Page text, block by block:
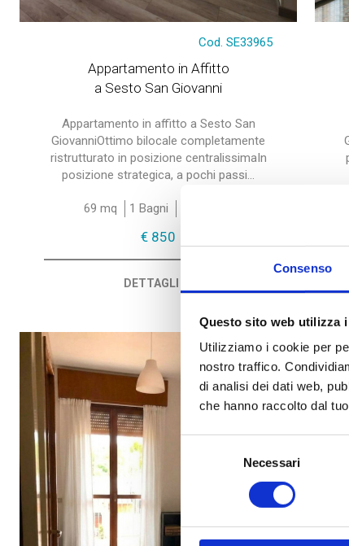
Consenso
Questo sito web utilizza
Utilizziamo i cookie per
nostro traffico.
di analisi dei dati web,
che hanno raccolto dal
Necessari
Cod. SE33965
Appartamento in Affitto
a Sesto San Giovanni
Appartamento in affitto a Sesto San
GiovanniOttimo bilocale completamente
ristrutturato in posizione centralissimaIn
posizione strategica, a pochi passi...
69 mq 1 Bagni
€ 850
DETTAGLI